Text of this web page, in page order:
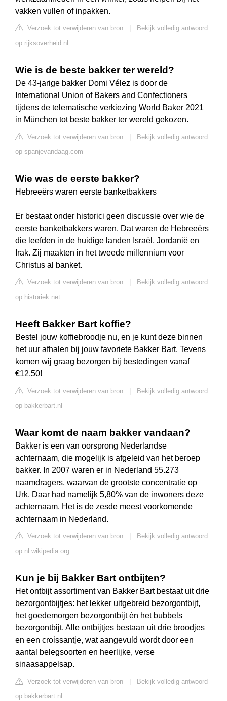
vakken vullen of inpakken.
Verzoek tot verwijderen van bron
Bekijk volledig antwoord
op rijksoverheid.nl
Wie is de beste bakker ter wereld?
De 43-jarige bakker Domi Vélez is door de
International Union of Bakers and Confectioners
tijdens de telematische verkiezing World Baker 2021
in München tot beste bakker ter wereld gekozen.
Verzoek tot verwijderen van bron
Bekijk volledig antwoord
op spanjevandaag.com
Wie was de eerste bakker?
Hebreeërs waren eerste banketbakkers
Er bestaat onder historici geen discussie over wie de
eerste banketbakkers waren. Dat waren de Hebreeërs
die leefden in de huidige landen Israël, Jordanië en
Irak. Zij maakten in het tweede millennium voor
Christus al banket.
Verzoek tot verwijderen van bron
Bekijk volledig antwoord
op historiek.net
Heeft Bakker Bart koffie?
Bestel jouw koffiebroodje nu, en je kunt deze binnen
het uur afhalen bij jouw favoriete Bakker Bart. Tevens
komen wij graag bezorgen bij bestedingen vanaf
€12,50!
Verzoek tot verwijderen van bron
Bekijk volledig antwoord
op bakkerbart.nl
Waar komt de naam bakker vandaan?
Bakker is een van oorsprong Nederlandse
achternaam, die mogelijk is afgeleid van het beroep
bakker. In 2007 waren er in Nederland 55.273
naamdragers, waarvan de grootste concentratie op
Urk. Daar had namelijk 5,80% van de inwoners deze
achternaam. Het is de zesde meest voorkomende
achternaam in Nederland.
Verzoek tot verwijderen van bron
Bekijk volledig antwoord
op nl.wikipedia.org
Kun je bij Bakker Bart ontbijten?
Het ontbijt assortiment van Bakker Bart bestaat uit drie
bezorgontbijtjes: het lekker uitgebreid bezorgontbijt,
het goedemorgen bezorgontbijt én het bubbels
bezorgontbijt. Alle ontbijtjes bestaan uit drie broodjes
en een croissantje, wat aangevuld wordt door een
aantal belegsoorten en heerlijke, verse
sinaasappelsap.
Verzoek tot verwijderen van bron
Bekijk volledig antwoord
op bakkerbart.nl